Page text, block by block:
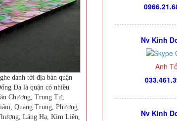
danh tới địa bàn quận
Đa là quận có nhiều
Chương, Trung Tự,
Quang Trung, Phương
Láng Hạ, Kim Liên,
Nv Kinh
Anh Tố
Nv Kinh